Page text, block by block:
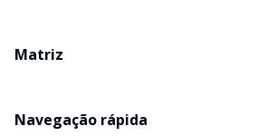
Matriz
Navegação rápida